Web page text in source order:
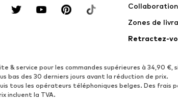
Zones de
Retractez-
& service pour les commandes supérieures à 34,90
bas des 30 derniers jours avant la réduction de prix.
tous les opérateurs téléphoniques belges. Des frais
incluent la TVA.